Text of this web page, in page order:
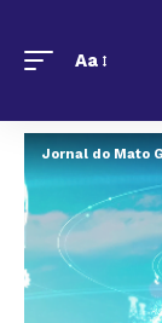
Aa
Jornal do Mato